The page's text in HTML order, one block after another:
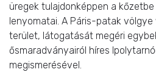
üregek tulajdonképpen a
lenyomatai. A Páris-patak
terület, látogatását megéri
ősmaradványairól híres
megismerésével.